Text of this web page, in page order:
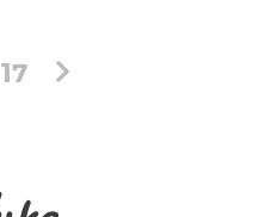
17